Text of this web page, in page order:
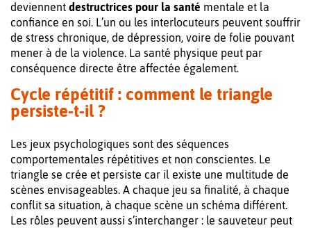
deviennent destructrices pour la santé mentale et la
confiance en soi. L’un ou les interlocuteurs peuvent souffrir
de stress chronique, de dépression, voire de folie pouvant
mener à de la violence. La santé physique peut par
conséquence directe être affectée également.
Cycle répétitif : comment le triangle
persiste-t-il ?
Les jeux psychologiques sont des séquences
comportementales répétitives et non conscientes. Le
triangle se crée et persiste car il existe une multitude de
scènes envisageables. A chaque jeu sa finalité, à chaque
conflit sa situation, à chaque scène un schéma différent.
Les rôles peuvent aussi s’interchanger : le sauveteur peut